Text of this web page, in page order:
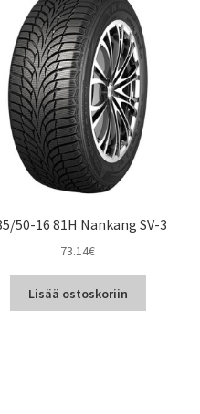
50-16 81H Nankang SV-3
73.14€
Lisää ostoskoriin